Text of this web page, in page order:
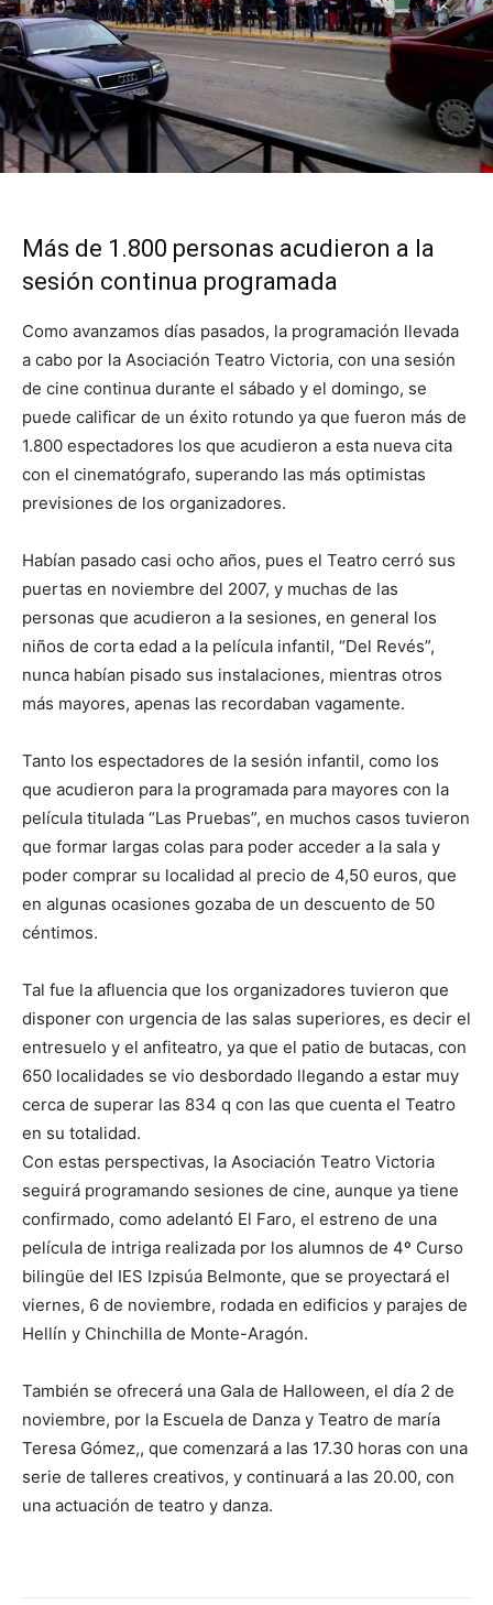
Más de 1.800 personas acudieron a la
sesión continua programada
Como avanzamos días pasados, la programación llevada
a cabo por la Asociación Teatro Victoria, con una sesión
de cine continua durante el sábado y el domingo, se
puede calificar de un éxito rotundo ya que fueron más de
1.800 espectadores los que acudieron a esta nueva cita
con el cinematógrafo, superando las más optimistas
previsiones de los organizadores.
Habían pasado casi ocho años, pues el Teatro cerró sus
puertas en noviembre del 2007, y muchas de las
personas que acudieron a la sesiones, en general los
niños de corta edad a la película infantil, “Del Revés”,
nunca habían pisado sus instalaciones, mientras otros
más mayores, apenas las recordaban vagamente.
Tanto los espectadores de la sesión infantil, como los
que acudieron para la programada para mayores con la
película titulada “Las Pruebas”, en muchos casos tuvieron
que formar largas colas para poder acceder a la sala y
poder comprar su localidad al precio de 4,50 euros, que
en algunas ocasiones gozaba de un descuento de 50
céntimos.
Tal fue la afluencia que los organizadores tuvieron que
disponer con urgencia de las salas superiores, es decir el
entresuelo y el anfiteatro, ya que el patio de butacas, con
650 localidades se vio desbordado llegando a estar muy
cerca de superar las 834 q con las que cuenta el Teatro
en su totalidad.
Con estas perspectivas, la Asociación Teatro Victoria
seguirá programando sesiones de cine, aunque ya tiene
confirmado, como adelantó El Faro, el estreno de una
película de intriga realizada por los alumnos de 4º Curso
bilingüe del IES Izpisúa Belmonte, que se proyectará el
viernes, 6 de noviembre, rodada en edificios y parajes de
Hellín y Chinchilla de Monte-Aragón.
También se ofrecerá una Gala de Halloween, el día 2 de
noviembre, por la Escuela de Danza y Teatro de maría
Teresa Gómez,, que comenzará a las 17.30 horas con una
serie de talleres creativos, y continuará a las 20.00, con
una actuación de teatro y danza.